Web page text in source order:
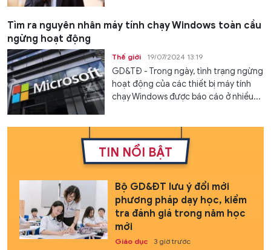
Tìm ra nguyên nhân máy tính chạy Windows toàn cầu
ngừng hoạt động
Thế giới 19/07/2024 13:19
GD&TĐ - Trong ngày, tình trạng ngừng
hoạt động của các thiết bị máy tính
chạy Windows được báo cáo ở nhiều...
TIN NỔI BẬT
Bộ GD&ĐT lưu ý đổi mới
phương pháp dạy học, kiểm
tra đánh giá trong năm học
mới
Giáo dục 3 giờ trước